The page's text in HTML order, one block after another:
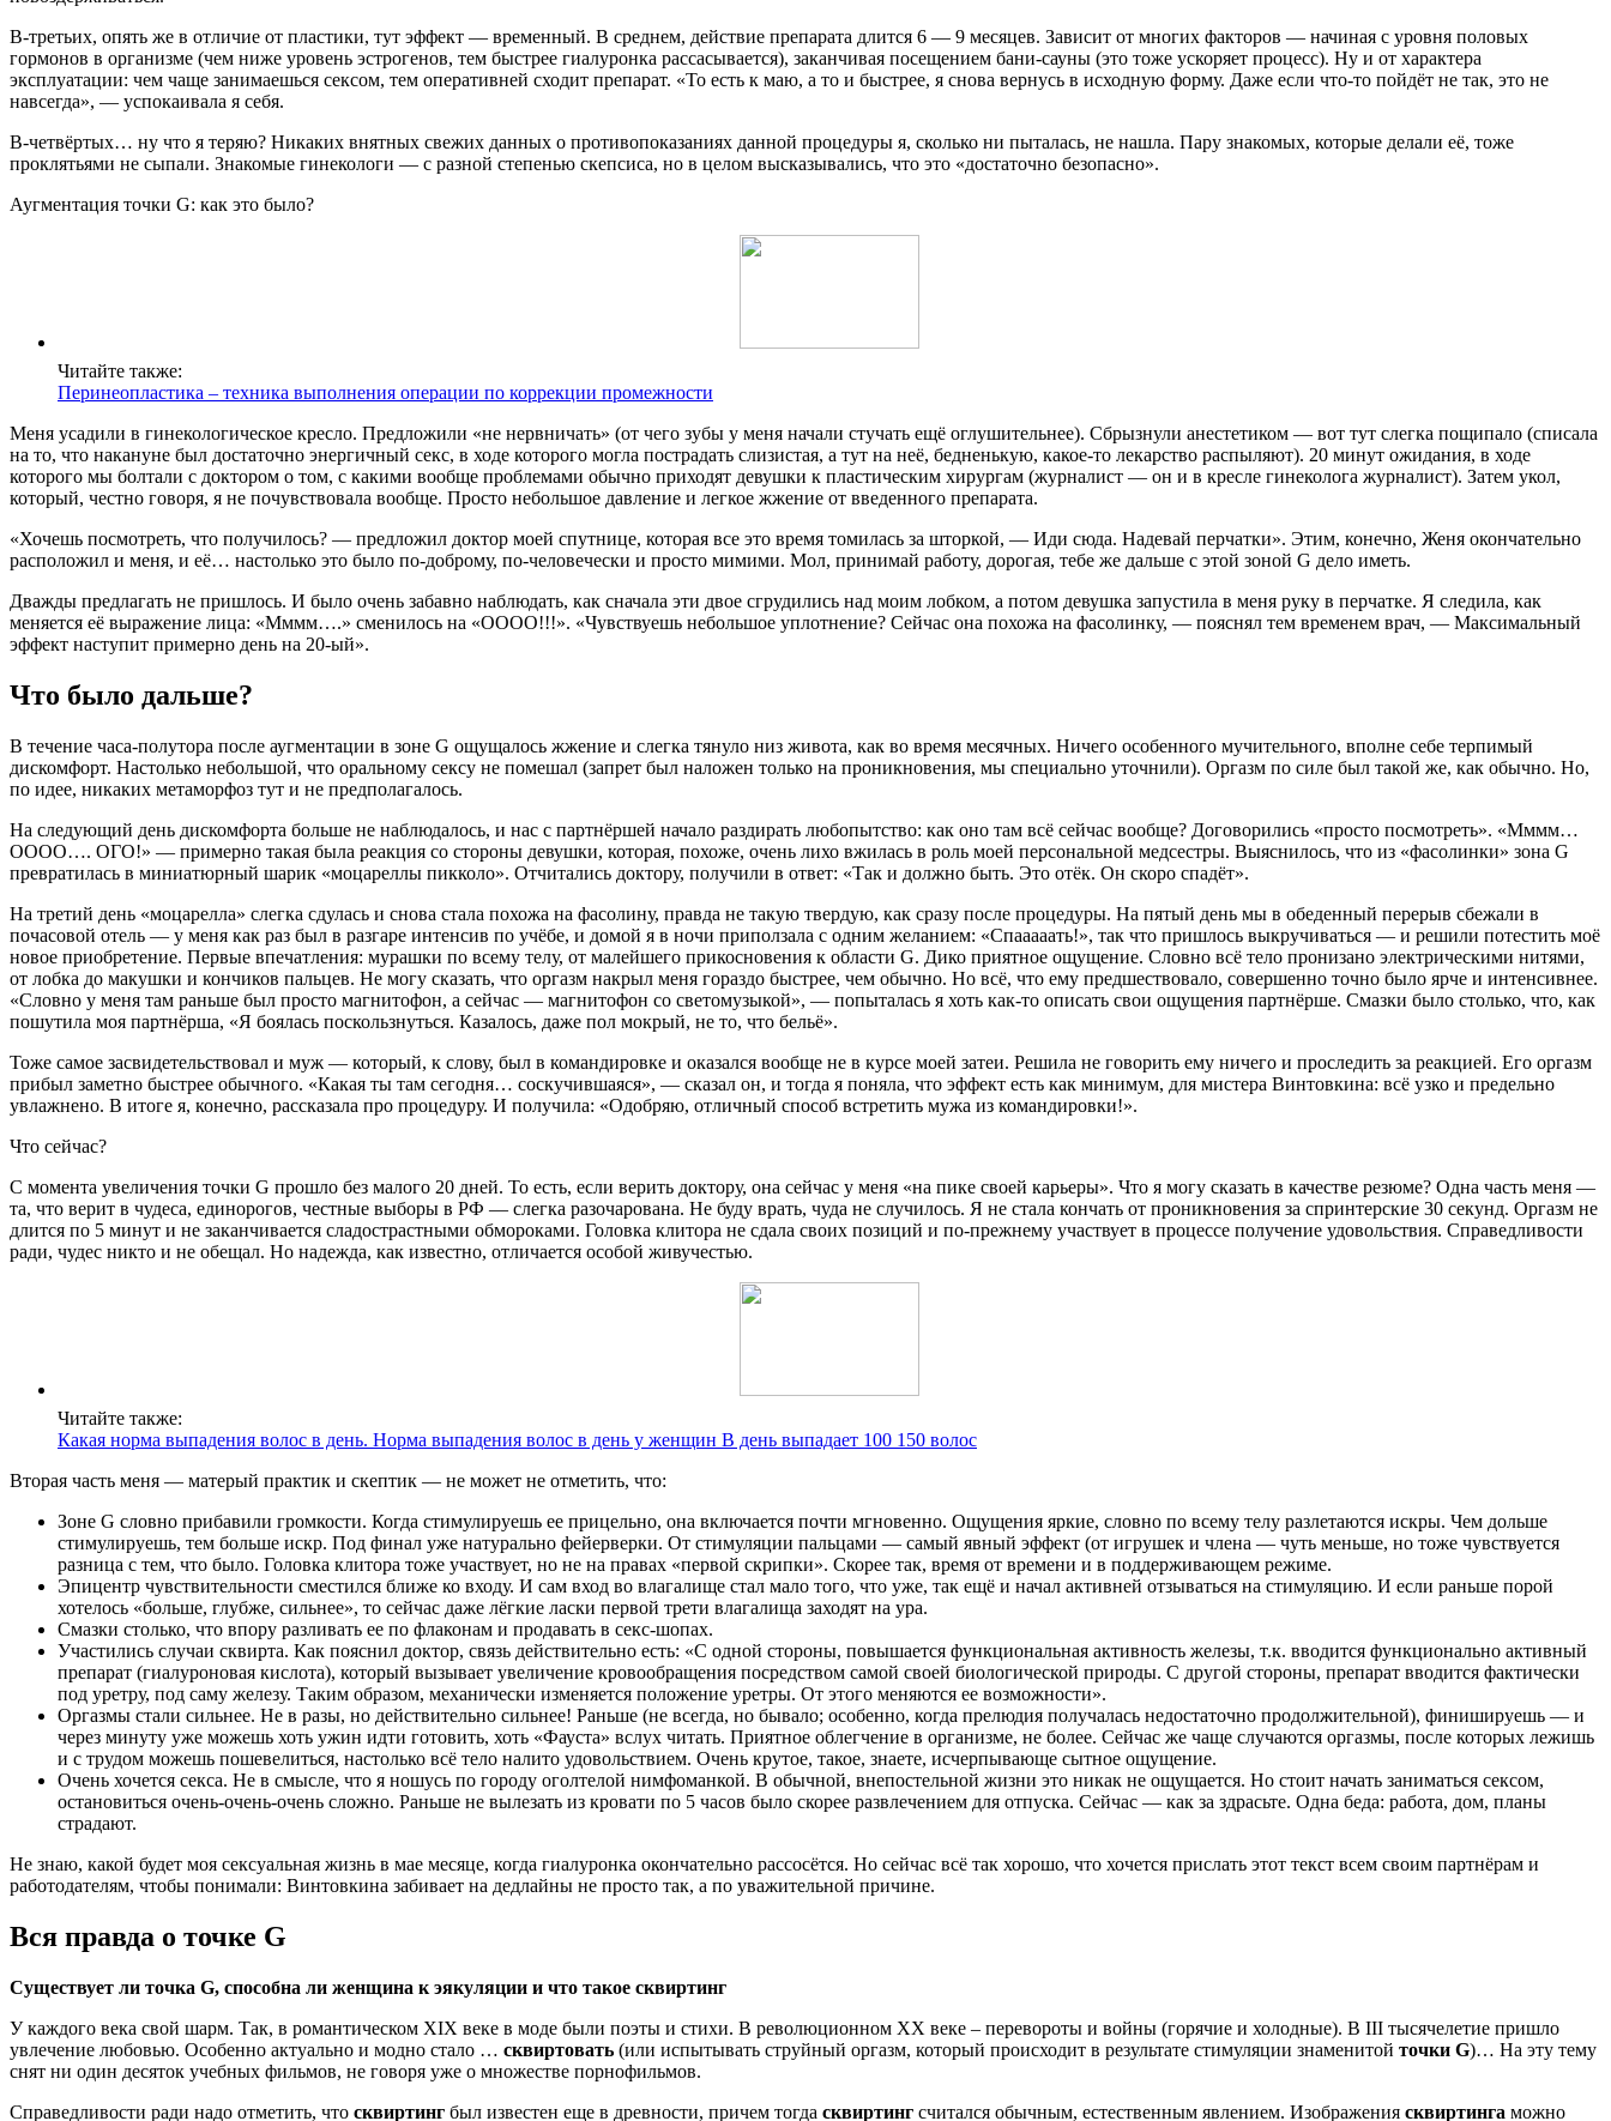
В-третьих, опять же в отличие от пластики, тут эффект — временный. В среднем, действие препарата длится 6 — 9 месяцев. Зависит от многих факторов — начиная с уровня половых
гормонов в организме (чем ниже уровень эстрогенов, тем быстрее гиалуронка рассасывается), заканчивая посещением бани-сауны (это тоже ускоряет процесс). Ну и от характера
эксплуатации: чем чаще занимаешься сексом, тем оперативней сходит препарат. «То есть к маю, а то и быстрее, я снова вернусь в исходную форму. Даже если что-то пойдёт не так, это не
навсегда», — успокаивала я себя.
В-четвёртых… ну что я теряю? Никаких внятных свежих данных о противопоказаниях данной процедуры я, сколько ни пыталась, не нашла. Пару знакомых, которые делали её, тоже
проклятьями не сыпали. Знакомые гинекологи — с разной степенью скепсиса, но в целом высказывались, что это «достаточно безопасно».
Аугментация точки G: как это было?
Читайте также:
Перинеопластика – техника выполнения операции по коррекции промежности
Меня усадили в гинекологическое кресло. Предложили «не нервничать» (от чего зубы у меня начали стучать ещё оглушительнее). Сбрызнули анестетиком — вот тут слегка пощипало (списала
на то, что накануне был достаточно энергичный секс, в ходе которого могла пострадать слизистая, а тут на неё, бедненькую, какое-то лекарство распыляют). 20 минут ожидания, в ходе
которого мы болтали с доктором о том, с какими вообще проблемами обычно приходят девушки к пластическим хирургам (журналист — он и в кресле гинеколога журналист). Затем укол,
который, честно говоря, я не почувствовала вообще. Просто небольшое давление и легкое жжение от введенного препарата.
«Хочешь посмотреть, что получилось? — предложил доктор моей спутнице, которая все это время томилась за шторкой, — Иди сюда. Надевай перчатки». Этим, конечно, Женя окончательно
расположил и меня, и её… настолько это было по-доброму, по-человечески и просто мимими. Мол, принимай работу, дорогая, тебе же дальше с этой зоной G дело иметь.
Дважды предлагать не пришлось. И было очень забавно наблюдать, как сначала эти двое сгрудились над моим лобком, а потом девушка запустила в меня руку в перчатке. Я следила, как
меняется её выражение лица: «Мммм….» сменилось на «ОООО!!!». «Чувствуешь небольшое уплотнение? Сейчас она похожа на фасолинку, — пояснял тем временем врач, — Максимальный
эффект наступит примерно день на 20-ый».
Что было дальше?
В течение часа-полутора после аугментации в зоне G ощущалось жжение и слегка тянуло низ живота, как во время месячных. Ничего особенного мучительного, вполне себе терпимый
дискомфорт. Настолько небольшой, что оральному сексу не помешал (запрет был наложен только на проникновения, мы специально уточнили). Оргазм по силе был такой же, как обычно. Но,
по идее, никаких метаморфоз тут и не предполагалось.
На следующий день дискомфорта больше не наблюдалось, и нас с партнёршей начало раздирать любопытство: как оно там всё сейчас вообще? Договорились «просто посмотреть». «Мммм…
ОООО…. ОГО!» — примерно такая была реакция со стороны девушки, которая, похоже, очень лихо вжилась в роль моей персональной медсестры. Выяснилось, что из «фасолинки» зона G
превратилась в миниатюрный шарик «моцареллы пикколо». Отчитались доктору, получили в ответ: «Так и должно быть. Это отёк. Он скоро спадёт».
На третий день «моцарелла» слегка сдулась и снова стала похожа на фасолину, правда не такую твердую, как сразу после процедуры. На пятый день мы в обеденный перерыв сбежали в
почасовой отель — у меня как раз был в разгаре интенсив по учёбе, и домой я в ночи приползала с одним желанием: «Спааааать!», так что пришлось выкручиваться — и решили потестить моё
новое приобретение. Первые впечатления: мурашки по всему телу, от малейшего прикосновения к области G. Дико приятное ощущение. Словно всё тело пронизано электрическими нитями,
от лобка до макушки и кончиков пальцев. Не могу сказать, что оргазм накрыл меня гораздо быстрее, чем обычно. Но всё, что ему предшествовало, совершенно точно было ярче и интенсивнее.
«Словно у меня там раньше был просто магнитофон, а сейчас — магнитофон со светомузыкой», — попыталась я хоть как-то описать свои ощущения партнёрше. Смазки было столько, что, как
пошутила моя партнёрша, «Я боялась поскользнуться. Казалось, даже пол мокрый, не то, что бельё».
Тоже самое засвидетельствовал и муж — который, к слову, был в командировке и оказался вообще не в курсе моей затеи. Решила не говорить ему ничего и проследить за реакцией. Его оргазм
прибыл заметно быстрее обычного. «Какая ты там сегодня… соскучившаяся», — сказал он, и тогда я поняла, что эффект есть как минимум, для мистера Винтовкина: всё узко и предельно
увлажнено. В итоге я, конечно, рассказала про процедуру. И получила: «Одобряю, отличный способ встретить мужа из командировки!».
Что сейчас?
С момента увеличения точки G прошло без малого 20 дней. То есть, если верить доктору, она сейчас у меня «на пике своей карьеры». Что я могу сказать в качестве резюме? Одна часть меня —
та, что верит в чудеса, единорогов, честные выборы в РФ — слегка разочарована. Не буду врать, чуда не случилось. Я не стала кончать от проникновения за спринтерские 30 секунд. Оргазм не
длится по 5 минут и не заканчивается сладострастными обмороками. Головка клитора не сдала своих позиций и по-прежнему участвует в процессе получение удовольствия. Справедливости
ради, чудес никто и не обещал. Но надежда, как известно, отличается особой живучестью.
Читайте также:
Какая норма выпадения волос в день. Норма выпадения волос в день у женщин В день выпадает 100 150 волос
Вторая часть меня — матерый практик и скептик — не может не отметить, что:
Зоне G словно прибавили громкости. Когда стимулируешь ее прицельно, она включается почти мгновенно. Ощущения яркие, словно по всему телу разлетаются искры. Чем дольше
стимулируешь, тем больше искр. Под финал уже натурально фейерверки. От стимуляции пальцами — самый явный эффект (от игрушек и члена — чуть меньше, но тоже чувствуется
разница с тем, что было. Головка клитора тоже участвует, но не на правах «первой скрипки». Скорее так, время от времени и в поддерживающем режиме.
Эпицентр чувствительности сместился ближе ко входу. И сам вход во влагалище стал мало того, что уже, так ещё и начал активней отзываться на стимуляцию. И если раньше порой
хотелось «больше, глубже, сильнее», то сейчас даже лёгкие ласки первой трети влагалища заходят на ура.
Смазки столько, что впору разливать ее по флаконам и продавать в секс-шопах.
Участились случаи сквирта. Как пояснил доктор, связь действительно есть: «С одной стороны, повышается функциональная активность железы, т.к. вводится функционально активный
препарат (гиалуроновая кислота), который вызывает увеличение кровообращения посредством самой своей биологической природы. С другой стороны, препарат вводится фактически
под уретру, под саму железу. Таким образом, механически изменяется положение уретры. От этого меняются ее возможности».
Оргазмы стали сильнее. Не в разы, но действительно сильнее! Раньше (не всегда, но бывало; особенно, когда прелюдия получалась недостаточно продолжительной), финишируешь — и
через минуту уже можешь хоть ужин идти готовить, хоть «Фауста» вслух читать. Приятное облегчение в организме, не более. Сейчас же чаще случаются оргазмы, после которых лежишь
и с трудом можешь пошевелиться, настолько всё тело налито удовольствием. Очень крутое, такое, знаете, исчерпывающе сытное ощущение.
Очень хочется секса. Не в смысле, что я ношусь по городу оголтелой нимфоманкой. В обычной, внепостельной жизни это никак не ощущается. Но стоит начать заниматься сексом,
остановиться очень-очень-очень сложно. Раньше не вылезать из кровати по 5 часов было скорее развлечением для отпуска. Сейчас — как за здрасьте. Одна беда: работа, дом, планы
страдают.
Не знаю, какой будет моя сексуальная жизнь в мае месяце, когда гиалуронка окончательно рассосётся. Но сейчас всё так хорошо, что хочется прислать этот текст всем своим партнёрам и
работодателям, чтобы понимали: Винтовкина забивает на дедлайны не просто так, а по уважительной причине.
Вся правда о точке G
Существует ли точка G, способна ли женщина к эякуляции и что такое сквиртинг
У каждого века свой шарм. Так, в романтическом XIX веке в моде были поэты и стихи. В революционном ХХ веке – перевороты и войны (горячие и холодные). В III тысячелетие пришло
увлечение любовью. Особенно актуально и модно стало … сквиртовать (или испытывать струйный оргазм, который происходит в результате стимуляции знаменитой точки G)… На эту тему
снят ни один десяток учебных фильмов, не говоря уже о множестве порнофильмов.
Справедливости ради надо отметить, что сквиртинг был известен еще в древности, причем тогда сквиртинг считался обычным, естественным явлением. Изображения сквиртинга можно